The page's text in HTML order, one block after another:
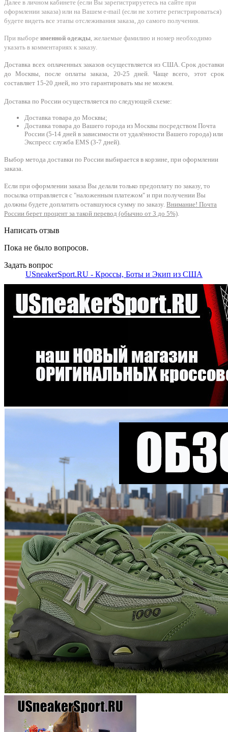
Далее в личном кабинете (если Вы зарегистрируетесь на сайте при
оформлении заказа) или на Вашем e-mail (если не хотите регистрироваться)
будете видеть все этапы отслеживания заказа, до самого получения.
При выборе именной одежды, желаемые фамилию и номер необходимо
указать в комментариях к заказу.
Доставка всех оплаченных заказов осуществляется из США. Срок доставки
до Москвы, после оплаты заказа, 20-25 дней. Чаще всего, этот срок
составляет 15-20 дней, но это гарантировать мы не можем.
Доставка по России осуществляется по следующей схеме:
Доставка товара до Москвы;
Доставка товара до Вашего города из Москвы посредством Почта
России (5-14 дней в зависимости от удалённости Вашего города) или
Экспресс служба EMS (3-7 дней).
Выбор метода доставки по России выбирается в корзине, при оформлении
заказа.
Если при оформлении заказа Вы делали только предоплату по заказу, то
посылка отправляется с "наложенным платежом" и при получении Вы
должны будете доплатить оставшуюся сумму по заказу. Внимание! Почта
России берет процент за такой перевод (обычно от 3 до 5%).
Написать отзыв
Пока не было вопросов.
Задать вопрос
USneakerSport.RU - Кроссы, Боты и Экип из США